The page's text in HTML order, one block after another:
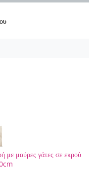
με μαύρες γάτες σε εκρού